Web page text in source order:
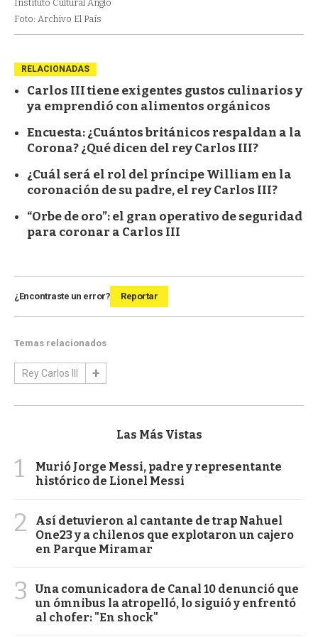
Instituto Cultural Anglo
Foto: Archivo El País
RELACIONADAS
Carlos III tiene exigentes gustos culinarios y
ya emprendió con alimentos orgánicos
Encuesta: ¿Cuántos británicos respaldan a la
Corona? ¿Qué dicen del rey Carlos III?
¿Cuál será el rol del príncipe William en la
coronación de su padre, el rey Carlos III?
“Orbe de oro”: el gran operativo de seguridad
para coronar a Carlos III
¿Encontraste un error? Reportar
Temas relacionados
Rey Carlos III
Las Más Vistas
1
Murió Jorge Messi, padre y representante
histórico de Lionel Messi
2
Así detuvieron al cantante de trap Nahuel
One23 y a chilenos que explotaron un cajero
en Parque Miramar
3
Una comunicadora de Canal 10 denunció que
un ómnibus la atropelló, lo siguió y enfrentó
al chofer: "En shock"